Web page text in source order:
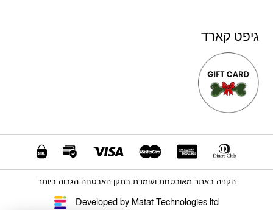
גיפט קארד
Developed by Matat Technologies ltd
הקניה באתר מאובטחת ועומדת בתקן האבטחה הגבוה ביותר